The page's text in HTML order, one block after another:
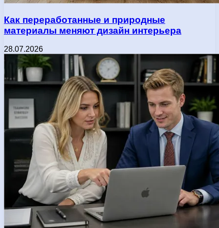
Как переработанные и природные
материалы меняют дизайн интерьера
28.07.2026